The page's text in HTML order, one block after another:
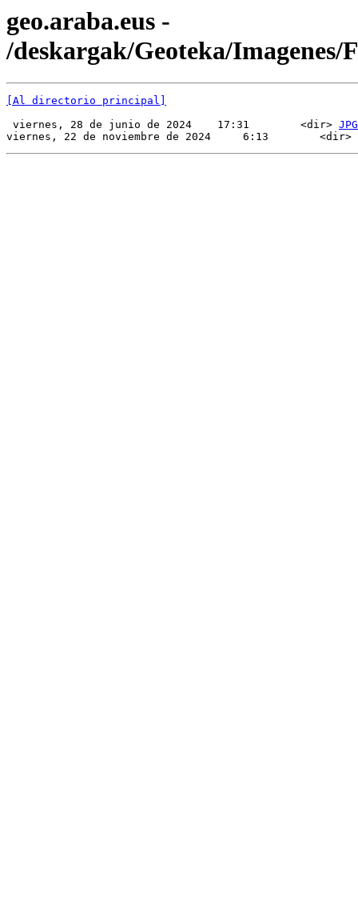
geo.araba.eus -
/deskargak/Geoteka/Imagenes/
[Al directorio principal]
viernes, 28 de junio de 2024    17:31        <dir> JPG
viernes, 22 de noviembre de 2024     6:13        <dir>